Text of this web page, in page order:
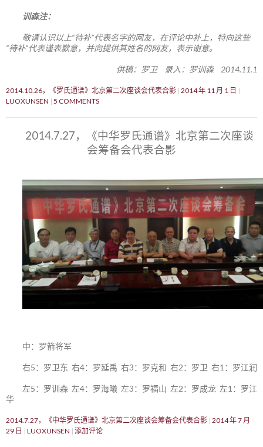
训森注：
敬请认识以上“待补”代表名字的网友，在评论中补上，特向这些
“待补”代表谨表歉意，并向提供其姓名的网友，表示谢意。
供稿：罗卫 录入：罗训森 2014.11.1
2014.10.26，《罗氏通谱》北京第二次座谈会代表合影 2014 年 11 月 1 日
LUOXUNSEN 5 COMMENTS
2014.7.27，《中华罗氏通谱》北京第二次座谈
会筹备会代表合影
中：罗箭将军
右5：罗卫东 右4：罗延禹 右3：罗克和 右2：罗卫 右1：罗江润
左5：罗训森 左4：罗海曦 左3：罗福山 左2：罗成龙 左1：罗江
华
2014.7.27，《中华罗氏通谱》北京第二次座谈会筹备会代表合影 2014 年 7 月
29 日
LUOXUNSEN 添加评论